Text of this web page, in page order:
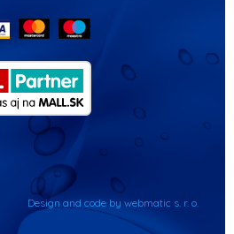
Design and code by webmatic s. r. o.